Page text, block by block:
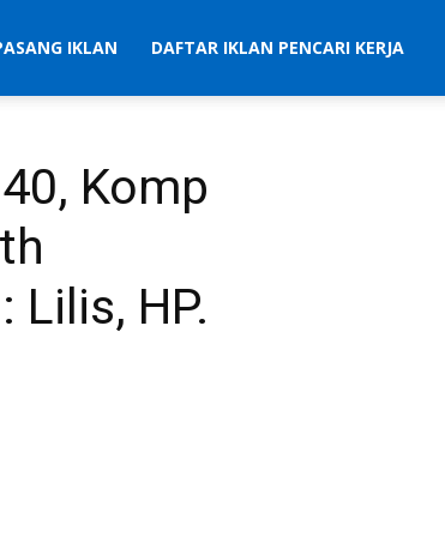
IKLAN DAFTAR IKLAN PENCARI KERJA
Komp
Lilis, HP.